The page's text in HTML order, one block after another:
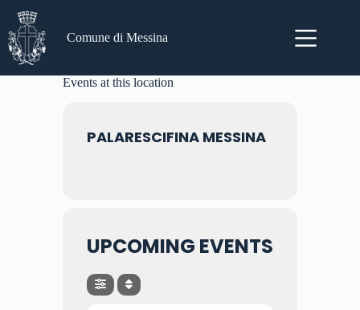
contenuto
Comune di Messina
Events at this location
PALARESCIFINA MESSINA
UPCOMING EVENTS